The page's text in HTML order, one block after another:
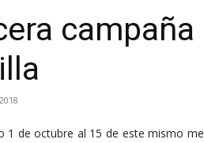
1 de octubre al 15 de este mismo